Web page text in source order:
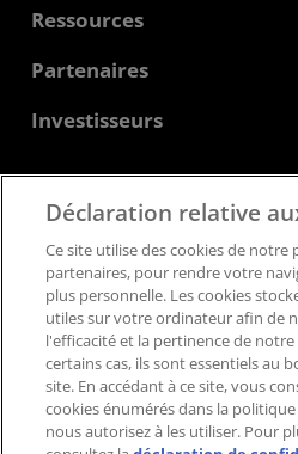
Responsabilité d'entreprise
Carrières
Nous contacter
Salle de presse
Médiathèque
Ressources
Centre pour les développeurs
Études de cas
Partenaires
Hub partenaires AMD
Programme universitaire
Investisseurs
Conseil d'administration
Documents de gouvernance
Dépôts auprès de la SEC
Politique de
Marques
Transparence de la
Concurrence
Stratégie fiscale
Politique relative
Paramètres
Déclaration relative
Ce site utilise des cookies de notre
partenaires, pour rendre votre
plus personnelle. Les cookies
utiles sur votre ordinateur afin de
l'efficacité et la pertinence de
certains cas, ils sont essentiels au
site. En accédant à ce site, vous
cookies énumérés dans la
nous autorisez à les utiliser. Pour